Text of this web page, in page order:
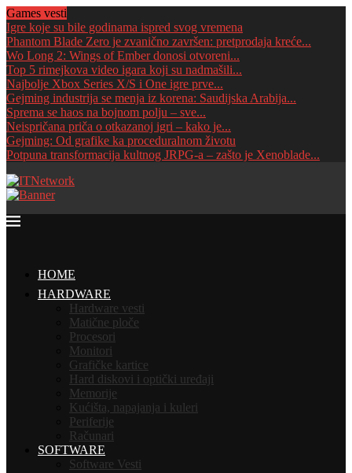
Games vesti
Igre koje su bile godinama ispred svog vremena
Phantom Blade Zero je zvanično završen: pretprodaja kreće...
Wo Long 2: Wings of Ember donosi otvoreni...
Top 5 rimejkova video igara koji su nadmašili...
Najbolje Xbox Series X/S i One igre prve...
Gejming industrija se menja iz korena: Saudijska Arabija...
Sprema se haos na bojnom polju – sve...
Neispričana priča o otkazanoj igri – kako je...
Gejming: Od grafike ka proceduralnom životu
Potpuna transformacija kultnog JRPG-a – zašto je Xenoblade...
HOME
HARDWARE
Hardware vesti
Matične ploče
Procesori
Monitori
Grafičke kartice
Hard diskovi i optički uređaji
Memorije
Kućišta, napajanja i kuleri
Periferije
Računari
SOFTWARE
Software Vesti